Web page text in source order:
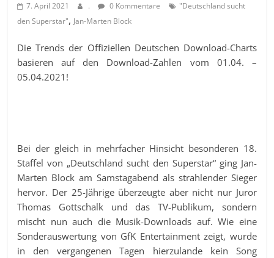
7. April 2021 . 0 Kommentare
"Deutschland sucht
den Superstar", Jan-Marten Block
Die Trends der Offiziellen Deutschen Download-Charts
basieren auf den Download-Zahlen vom 01.04. –
05.04.2021!
Bei der gleich in mehrfacher Hinsicht besonderen 18.
Staffel von „Deutschland sucht den Superstar“ ging Jan-
Marten Block am Samstagabend als strahlender Sieger
hervor. Der 25-Jährige überzeugte aber nicht nur Juror
Thomas Gottschalk und das TV-Publikum, sondern
mischt nun auch die Musik-Downloads auf. Wie eine
Sonderauswertung von GfK Entertainment zeigt, wurde
in den vergangenen Tagen hierzulande kein Song